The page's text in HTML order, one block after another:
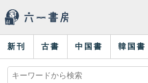
新刊 古書 中国書 韓国書